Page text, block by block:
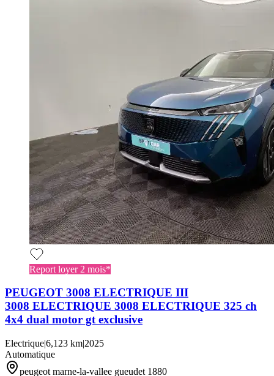
Report loyer 2 mois*
PEUGEOT 3008 ELECTRIQUE III
3008 ELECTRIQUE 3008 ELECTRIQUE 325 ch
4x4 dual motor gt exclusive
Electrique|6,123 km|2025
Automatique
peugeot marne-la-vallee gueudet 1880